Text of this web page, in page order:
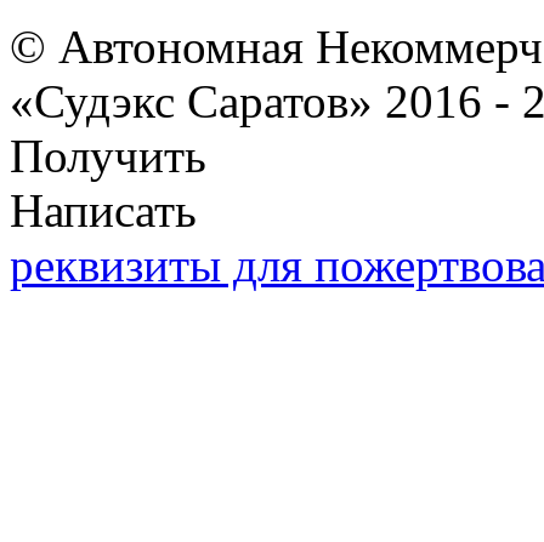
© Автономная
«Судэкс Саратов» 2016 -
Получить
Написать
реквизиты для